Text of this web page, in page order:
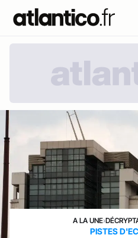
A LA UNE›
PISTES